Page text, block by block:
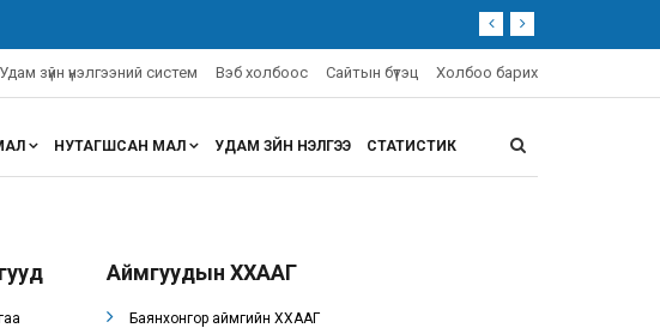
Удам зүйн үнэлгээний систем Вэб холбоос Сайтын бүтэц Холбоо барих
НУТАГШСАН МАЛ УДАМ ЗҮЙН ҮНЭЛГЭЭ СТАТИСТИК
Аймгуудын ХХААГ
Баянхонгор аймгийн ХХААГ